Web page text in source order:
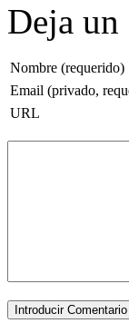
Deja un
Nombre (requerido)
Email (privado,
URL